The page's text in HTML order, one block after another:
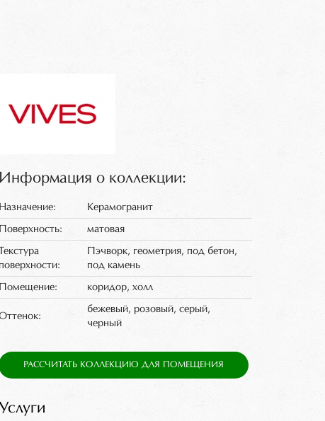
Информация о коллекции:
Назначение: Керамогранит
Поверхность: матовая
Текстура
поверхности:
Пэчворк, геометрия, под бетон,
под камень
Помещение: коридор, холл
бежевый, розовый, серый,
черный
РАССЧИТАТЬ КОЛЛЕКЦИЮ ДЛЯ ПОМЕЩЕНИЯ
Услуги